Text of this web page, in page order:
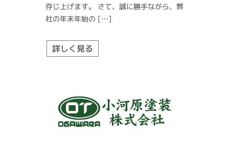
存じ上げます。 さて、誠に勝手ながら、弊
社の年末年始の […]
詳しく見る